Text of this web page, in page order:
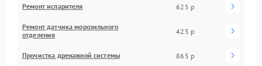
Ремонт испарителя 625 р
Ремонт датчика морозильного
отделения
425 р
Прочистка дренажной системы 865 р